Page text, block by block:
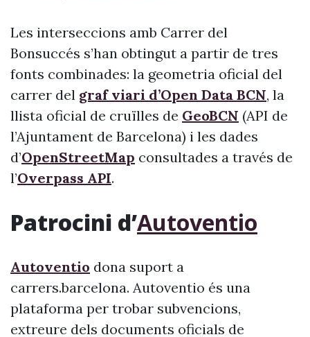
Les interseccions amb Carrer del
Bonsuccés s’han obtingut a partir de tres
fonts combinades: la geometria oficial del
carrer del graf viari d’Open Data BCN, la
llista oficial de cruïlles de GeoBCN (API de
l’Ajuntament de Barcelona) i les dades
d’OpenStreetMap consultades a través de
l’Overpass API.
Patrocini d’Autoventio
Autoventio dona suport a
carrers.barcelona. Autoventio és una
plataforma per trobar subvencions,
extreure dels documents oficials de